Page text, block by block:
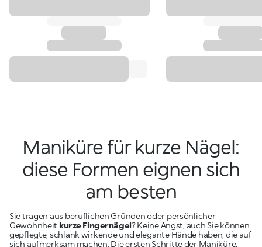
Maniküre für kurze Nägel:
diese Formen eignen sich
am besten
Sie tragen aus beruflichen Gründen oder persönlicher
Gewohnheit kurze Fingernägel? Keine Angst, auch Sie können
gepflegte, schlank wirkende und elegante Hände haben, die auf
sich aufmerksam machen. Die ersten Schritte der Maniküre,